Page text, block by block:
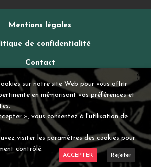
Mentions légales
de confidentialité
Contact
CGV
2021 – Tous droits réservés
sur notre site Web pour vous offrir
en mémorisant vos préférences et
», vous consentez à l'utilisation de
visiter les paramètres des cookies pour
contrôlé.
Rejeter
ACCEPTER